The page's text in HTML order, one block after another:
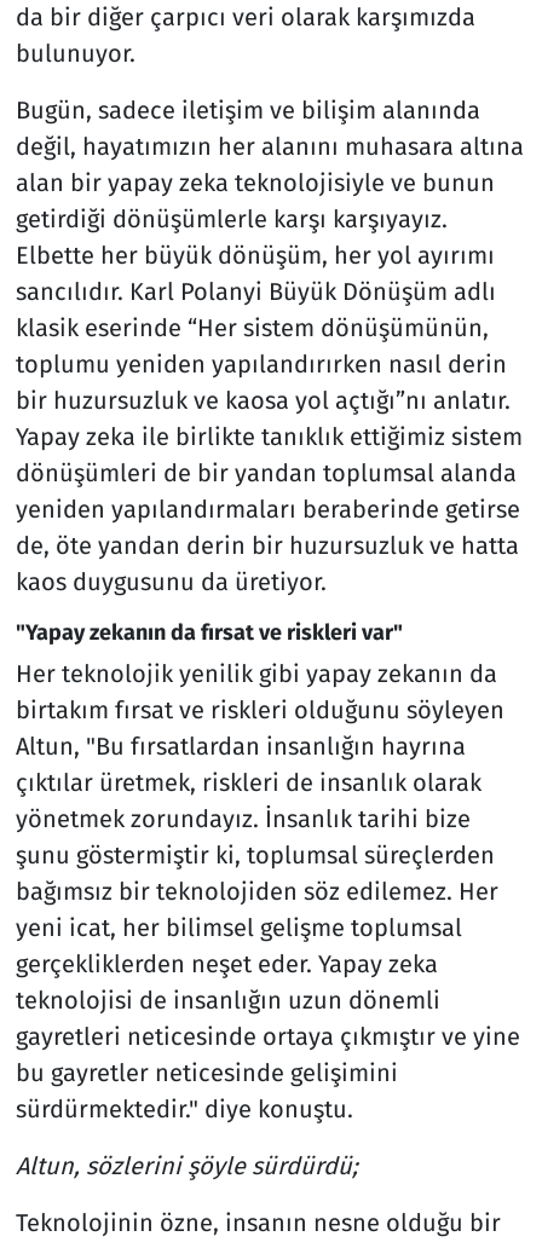
da bir diğer çarpıcı veri olarak karşımızda
bulunuyor.
Bugün, sadece iletişim ve bilişim alanında
değil, hayatımızın her alanını muhasara altına
alan bir yapay zeka teknolojisiyle ve bunun
getirdiği dönüşümlerle karşı karşıyayız.
Elbette her büyük dönüşüm, her yol ayırımı
sancılıdır. Karl Polanyi Büyük Dönüşüm adlı
klasik eserinde “Her sistem dönüşümünün,
toplumu yeniden yapılandırırken nasıl derin
bir huzursuzluk ve kaosa yol açtığı”nı anlatır.
Yapay zeka ile birlikte tanıklık ettiğimiz sistem
dönüşümleri de bir yandan toplumsal alanda
yeniden yapılandırmaları beraberinde getirse
de, öte yandan derin bir huzursuzluk ve hatta
kaos duygusunu da üretiyor.
"Yapay zekanın da fırsat ve riskleri var"
Her teknolojik yenilik gibi yapay zekanın da
birtakım fırsat ve riskleri olduğunu söyleyen
Altun, "Bu fırsatlardan insanlığın hayrına
çıktılar üretmek, riskleri de insanlık olarak
yönetmek zorundayız. İnsanlık tarihi bize
şunu göstermiştir ki, toplumsal süreçlerden
bağımsız bir teknolojiden söz edilemez. Her
yeni icat, her bilimsel gelişme toplumsal
gerçekliklerden neşet eder. Yapay zeka
teknolojisi de insanlığın uzun dönemli
gayretleri neticesinde ortaya çıkmıştır ve yine
bu gayretler neticesinde gelişimini
sürdürmektedir." diye konuştu.
Altun, sözlerini şöyle sürdürdü;
Teknolojinin özne, insanın nesne olduğu bir